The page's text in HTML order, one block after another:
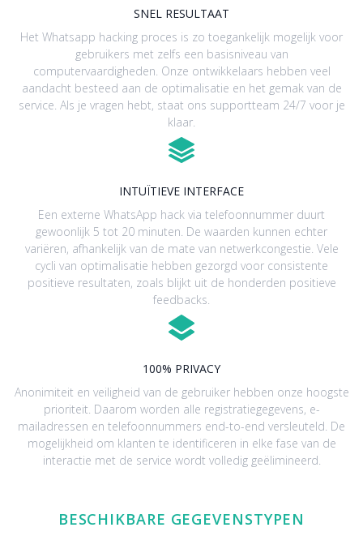
SNEL RESULTAAT
Het Whatsapp hacking proces is zo toegankelijk mogelijk voor
gebruikers met zelfs een basisniveau van
computervaardigheden. Onze ontwikkelaars hebben veel
aandacht besteed aan de optimalisatie en het gemak van de
service. Als je vragen hebt, staat ons supportteam 24/7 voor je
klaar.
INTUÏTIEVE INTERFACE
Een externe WhatsApp hack via telefoonnummer duurt
gewoonlijk 5 tot 20 minuten. De waarden kunnen echter
variëren, afhankelijk van de mate van netwerkcongestie. Vele
cycli van optimalisatie hebben gezorgd voor consistente
positieve resultaten, zoals blijkt uit de honderden positieve
feedbacks.
100% PRIVACY
Anonimiteit en veiligheid van de gebruiker hebben onze hoogste
prioriteit. Daarom worden alle registratiegegevens, e-
mailadressen en telefoonnummers end-to-end versleuteld. De
mogelijkheid om klanten te identificeren in elke fase van de
interactie met de service wordt volledig geëlimineerd.
BESCHIKBARE GEGEVENSTYPEN